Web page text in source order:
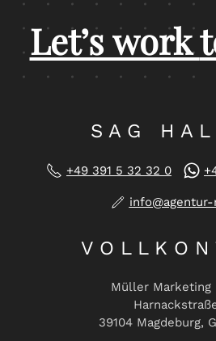
Let’s work
S A G H A
+49 391 5 32 32 0
V O L L K O N
Müller Marketing
39104 Magdeburg,